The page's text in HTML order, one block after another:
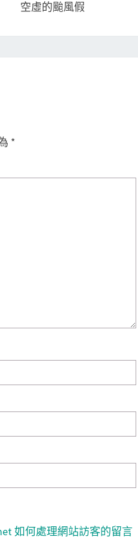
空虛的颱風假
*
如何處理網站訪客的留言